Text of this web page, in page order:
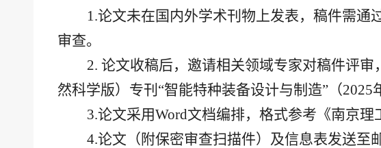
1.论文未在国内外学术刊物上发表，稿件需通
审查。
2. 论文收稿后，邀请相关领域专家对稿件评
然科学版）专刊 “智能特种装备设计与制造” （2025
3.论文采用Word文档编排，格式参考 《南京理
4.论文（附保密审查扫描件）及信息表发送至邮